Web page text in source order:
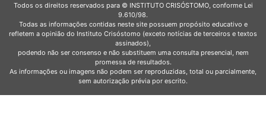
Todos os direitos reservados para © INSTITUTO CRISÓSTOMO, conforme Lei
9.610/98.
Todas as informações contidas neste site possuem propósito educativo e
refletem a opinião do Instituto Crisóstomo (exceto notícias de terceiros e textos
assinados),
podendo não ser consenso e não substituem uma consulta presencial, nem
promessa de resultados.
As informações ou imagens não podem ser reproduzidas, total ou parcialmente,
sem autorização prévia por escrito.